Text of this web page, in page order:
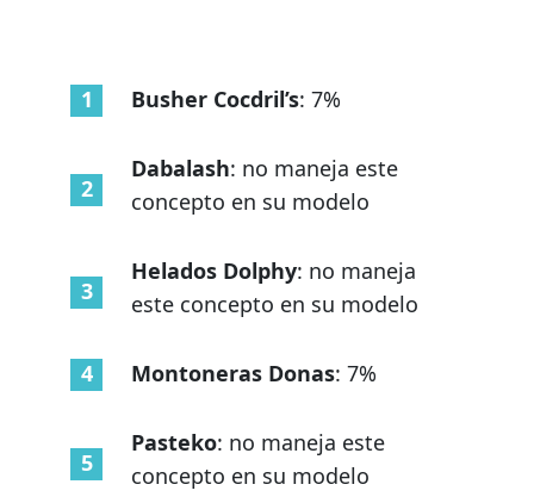
Busher Cocdril’s: 7%
Dabalash: no maneja este
concepto en su modelo
Helados Dolphy: no maneja
este concepto en su modelo
Montoneras Donas: 7%
Pasteko: no maneja este
concepto en su modelo